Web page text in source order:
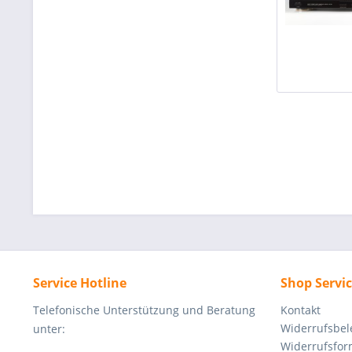
Service Hotline
Telefonische Unterstützung und Beratung
unter:
Shop
Kontakt